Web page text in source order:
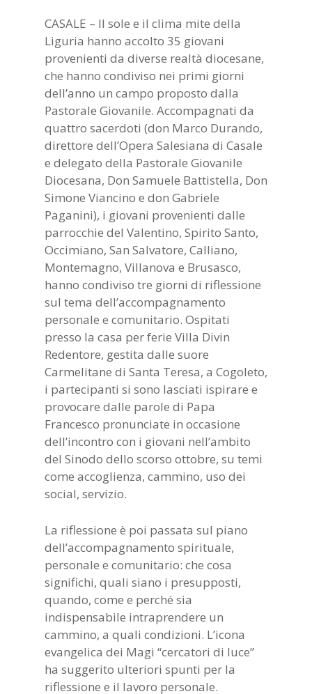
CASALE – Il sole e il clima mite della
Liguria hanno accolto 35 giovani
provenienti da diverse realtà diocesane,
che hanno condiviso nei primi giorni
dell’anno un campo proposto dalla
Pastorale Giovanile. Accompagnati da
quattro sacerdoti (don Marco Durando,
direttore dell’Opera Salesiana di Casale
e delegato della Pastorale Giovanile
Diocesana, Don Samuele Battistella, Don
Simone Viancino e don Gabriele
Paganini), i giovani provenienti dalle
parrocchie del Valentino, Spirito Santo,
Occimiano, San Salvatore, Calliano,
Montemagno, Villanova e Brusasco,
hanno condiviso tre giorni di riflessione
sul tema dell’accompagnamento
personale e comunitario. Ospitati
presso la casa per ferie Villa Divin
Redentore, gestita dalle suore
Carmelitane di Santa Teresa, a Cogoleto,
i partecipanti si sono lasciati ispirare e
provocare dalle parole di Papa
Francesco pronunciate in occasione
dell’incontro con i giovani nell’ambito
del Sinodo dello scorso ottobre, su temi
come accoglienza, cammino, uso dei
social, servizio.
La riflessione è poi passata sul piano
dell’accompagnamento spirituale,
personale e comunitario: che cosa
significhi, quali siano i presupposti,
quando, come e perché sia
indispensabile intraprendere un
cammino, a quali condizioni. L’icona
evangelica dei Magi “cercatori di luce”
ha suggerito ulteriori spunti per la
riflessione e il lavoro personale.